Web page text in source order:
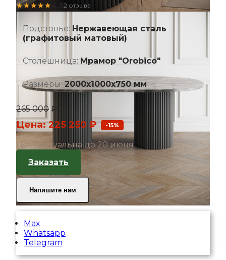
★★★★★ 2 отзыва
Подстолье: Нержавеющая сталь
(графитовый матовый)
Столешница: Мрамор "Orobico"
Размеры: 2000х1000х750 мм
265 000 ₽
Цена: 225 250 ₽ -15%
Цена актуальна до 20 июня
Заказать
Напишите нам
Max
Whatsapp
Telegram